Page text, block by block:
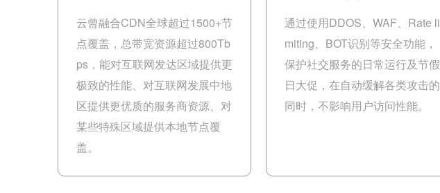
云曾融合CDN全球超过1500+节
点覆盖，总带宽资源超过800Tb
ps，能对互联网发达区域提供更
极致的性能、对互联网发展中地
区提供更优质的服务商资源、对
某些特殊区域提供本地节点覆
盖。
通过使用DDOS、WAF、Rate li
miting、BOT识别等安全功能，
保护社交服务的日常运行及节假
日大促，在自动缓解各类攻击的
同时，不影响用户访问性能。